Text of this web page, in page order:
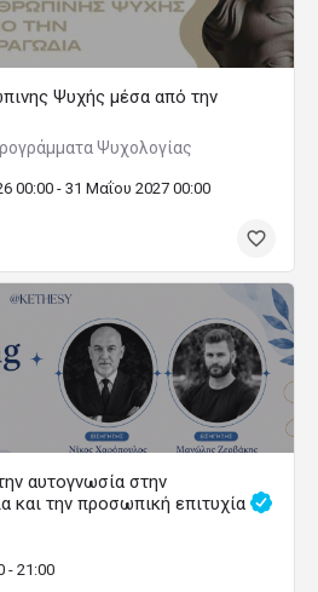
Ψυχής μέσα από την
Ψυχολογίας
00:00 - 31 Μαΐου 2027 00:00
αυτογνωσία στην
και την προσωπική επιτυχία
- 21:00